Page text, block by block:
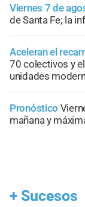
Viernes 7 de
de Santa Fe; la
Aceleran el
70 colectivos y
unidades
Pronóstico
mañana y
+ Sucesos